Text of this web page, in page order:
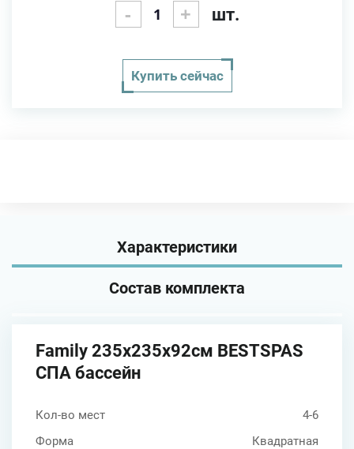
-
+ шт.
Купить сейчас
Характеристики
Состав комплекта
Family 235х235х92см BESTSPAS
СПА бассейн
Кол-во мест
4-6
Форма
Квадратная